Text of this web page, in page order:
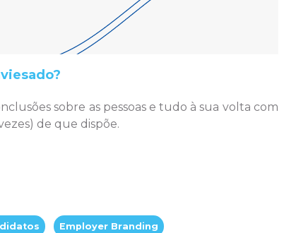
sobre as pessoas e tudo à sua volta com
de que dispõe.
Employer Branding